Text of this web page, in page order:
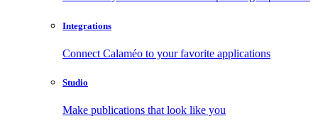
Integrations
Connect Calaméo to your favorite applications
Studio
Make publications that look like you